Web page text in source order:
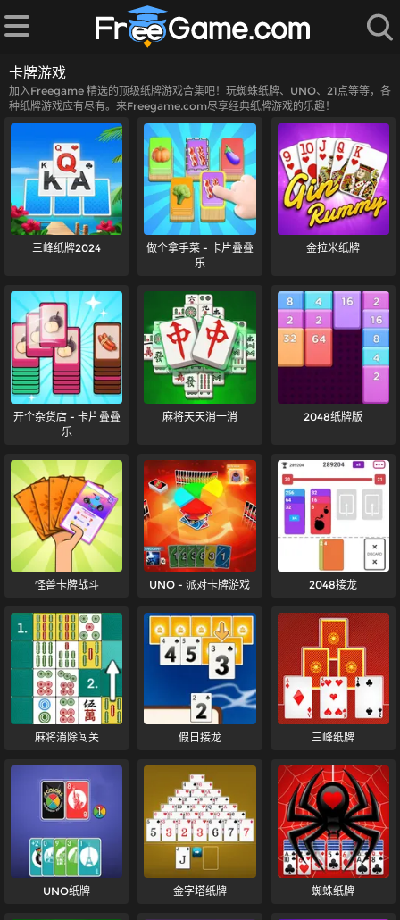
卡牌游戏
加入Freegame 精选的顶级纸牌游戏合集吧！玩蜘蛛纸牌、UNO、21点等等，各
种纸牌游戏应有尽有。来Freegame.com尽享经典纸牌游戏的乐趣！
三峰纸牌2024
做个拿手菜 - 卡片叠叠
乐
金拉米纸牌
开个杂货店 - 卡片叠叠
乐
麻将天天消一消 2048纸牌版
怪兽卡牌战斗 UNO - 派对卡牌游戏 2048接龙
麻将消除闯关 假日接龙 三峰纸牌
UNO纸牌 金字塔纸牌 蜘蛛纸牌